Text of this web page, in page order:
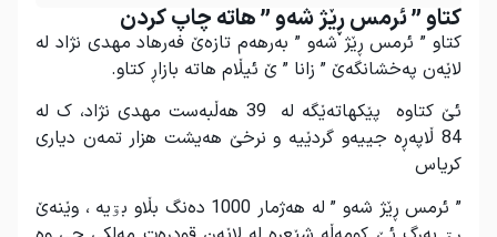
کتاو ” ئرمس ڕێژ شەو ” هاتە چاپ کردن
کتاو ” ئرمس ڕێژ شەو ” بەرهەم تازەێ فەرهاد مهدی نژاد لە
لاێەن پەخشانگەێ ” زانا ” ێ ئیڵام هاتە بازاڕ کتاو.
ئێ کتاوە پێکهاتەێگە لە 39 هەڵبەست مهدی نژاد، ک لە
84 ڵاپەڕە جییەو گردێیە و نرخێ هەیشت هزار تمەن دیاری
کریاس
” ئرمس ڕێژ شەو ” لە هەژمار 1000 دەنگ بڵاو بۊیە ، وێنەێ